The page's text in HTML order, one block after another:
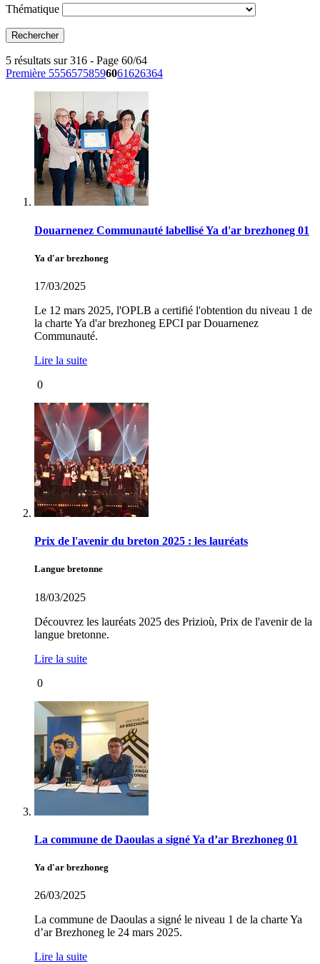
Thématique
5 résultats sur 316 - Page 60/64
Première 55565758596061626364
Douarnenez Communauté labellisé Ya d'ar brezhoneg 01
Ya d'ar brezhoneg
17/03/2025
Le 12 mars 2025, l'OPLB a certifié l'obtention du niveau 1 de
la charte Ya d'ar brezhoneg EPCI par Douarnenez
Communauté.
Lire la suite
0
Prix de l'avenir du breton 2025 : les lauréats
Langue bretonne
18/03/2025
Découvrez les lauréats 2025 des Prizioù, Prix de l'avenir de la
langue bretonne.
Lire la suite
0
La commune de Daoulas a signé Ya d’ar Brezhoneg 01
Ya d'ar brezhoneg
26/03/2025
La commune de Daoulas a signé le niveau 1 de la charte Ya
d’ar Brezhoneg le 24 mars 2025.
Lire la suite